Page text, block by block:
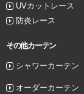
UVカットレース
防炎レース
その他カーテン
シャワーカーテン
オーダーカーテン